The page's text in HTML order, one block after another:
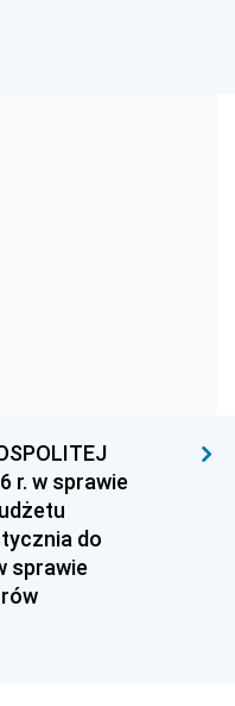
1937
r. w sprawie
do
sprawie